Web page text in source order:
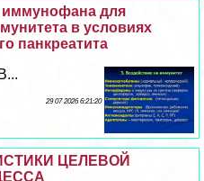
иммунофана для
в условиях
панкреатита
29 07 2026 6:21:20
ЦЕЛЕВОЙ